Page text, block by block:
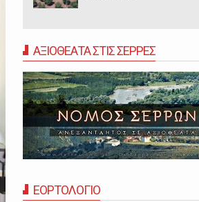
ΑΞΙΟΘΕΑΤΑ ΣΤΙΣ ΣΕΡΡΕΣ
ΕΟΡΤΟΛΟΓΙΟ